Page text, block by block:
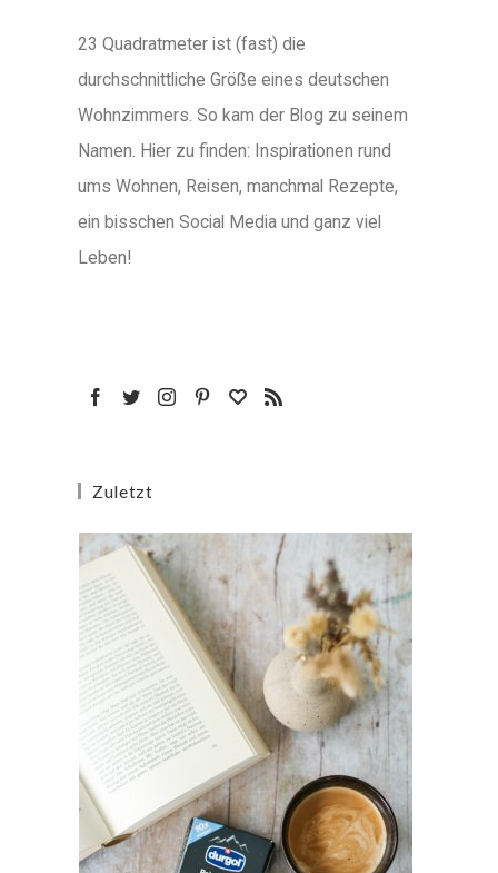
23 Quadratmeter ist (fast) die
durchschnittliche Größe eines deutschen
Wohnzimmers. So kam der Blog zu seinem
Namen. Hier zu finden: Inspirationen rund
ums Wohnen, Reisen, manchmal Rezepte,
ein bisschen Social Media und ganz viel
Leben!
Zuletzt